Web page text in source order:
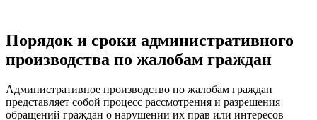
Порядок и сроки административного
производства по жалобам граждан
Административное производство по жалобам граждан
представляет собой процесс рассмотрения и разрешения
обращений граждан о нарушении их прав или интересов